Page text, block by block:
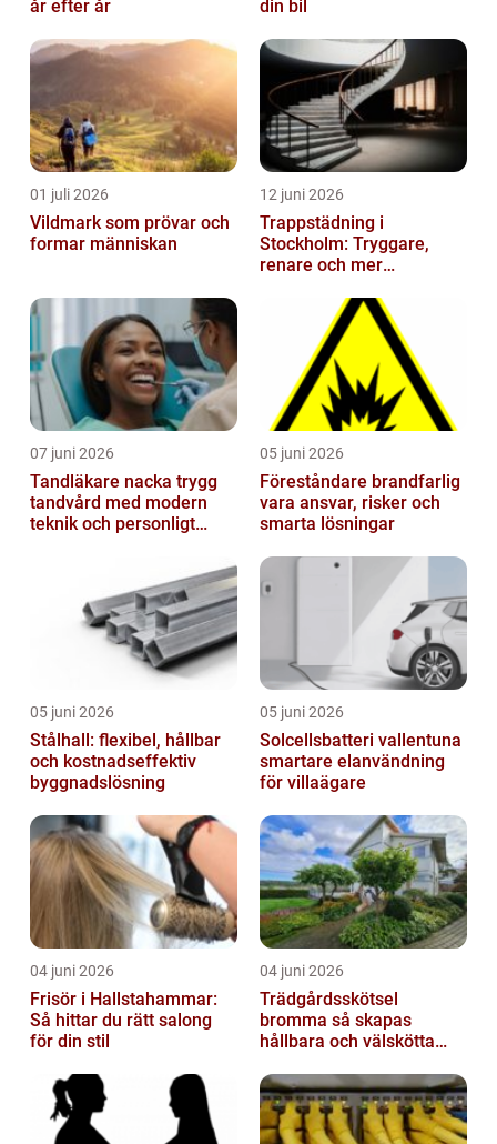
år efter år din bil
01 juli 2026
Vildmark som prövar och
formar människan
12 juni 2026
Trappstädning i
Stockholm: Tryggare,
renare och mer
07 juni 2026
Tandläkare nacka trygg
tandvård med modern
teknik och personligt
05 juni 2026
Föreståndare brandfarlig
vara ansvar, risker och
smarta lösningar
05 juni 2026
Stålhall: flexibel, hållbar
och kostnadseffektiv
byggnadslösning
05 juni 2026
Solcellsbatteri vallentuna
smartare elanvändning
för villaägare
04 juni 2026
Frisör i Hallstahammar:
Så hittar du rätt salong
för din stil
04 juni 2026
Trädgårdsskötsel
bromma så skapas
hållbara och välskötta